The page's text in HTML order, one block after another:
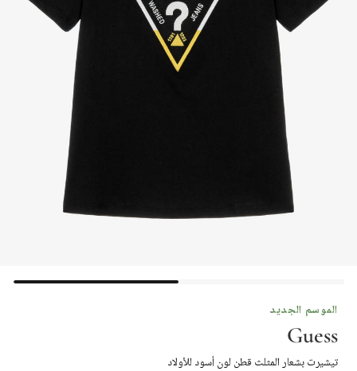
الموسم الجديد
Guess
تيشيرت بشعار المثلث قطن لون أسود للأولاد